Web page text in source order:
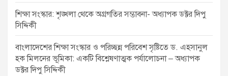
শিক্ষা সংস্কার: শৃঙ্খলা থেকে অগ্রগতির সম্ভাবনা- অধ্যাপক ডক্টর দিপু
সিদ্দিকী
বাংলাদেশের শিক্ষা সংস্কার ও পরিচ্ছন্ন পরিবেশ সৃষ্টিতে ড. এহসানুল
হক মিলনের ভূমিকা: একটি বিশ্লেষণাত্মক পর্যালোচনা – অধ্যাপক
ডক্টর দিপু সিদ্দিকী